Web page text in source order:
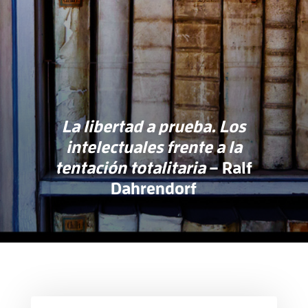
La libertad a prueba. Los
intelectuales frente a la
tentación totalitaria– Ralf
Dahrendorf